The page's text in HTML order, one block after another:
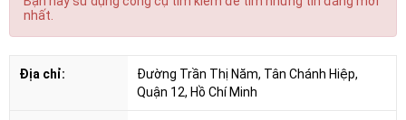
nhất.
Địa chỉ:
Đường Trần Thị Năm, Tân Chánh Hiệp,
Quận 12, Hồ Chí Minh